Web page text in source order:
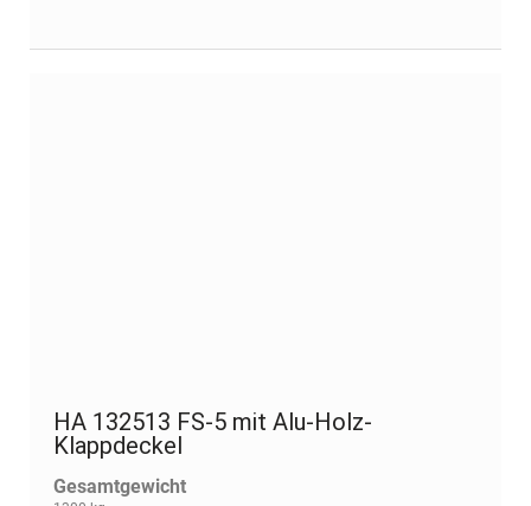
HA 132513 FS-5 mit Alu-Holz-
Klappdeckel
Gesamtgewicht